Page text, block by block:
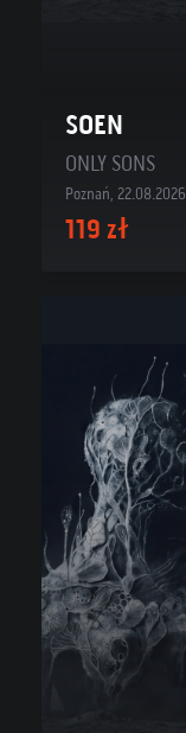
SOEN
ONLY SONS
Poznań, 22.08.2026
119 zł